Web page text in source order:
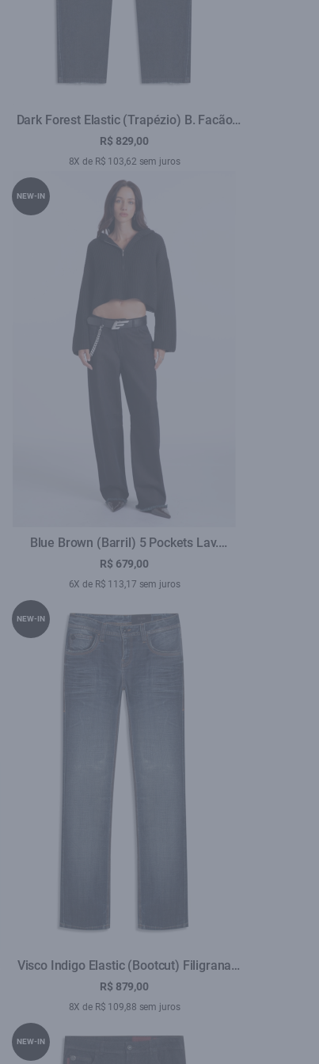
Dark Forest Elastic (Trapézio) B. Facão
Lav.Resinado C/3d
R$ 829,00
8X de R$ 103,62 sem juros
Blue Brown (Barril) 5 Pockets Lav.
Amaciado
R$ 679,00
6X de R$ 113,17 sem juros
NEW-IN
Visco Indigo Elastic (Bootcut) Filigrana
Lav.Escuro C/ Matiz+3d
R$ 879,00
8X de R$ 109,88 sem juros
NEW-IN
NEW-IN